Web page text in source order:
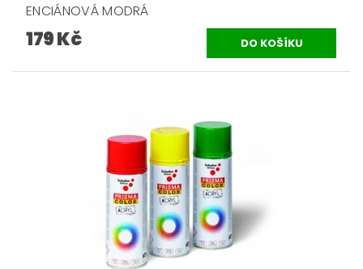
ENCIÁNOVÁ MODRÁ
179 Kč